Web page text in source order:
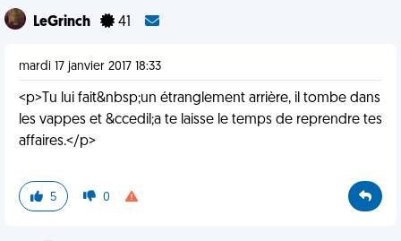
LeGrinch 41
mardi 17 janvier 2017 18:33
<p>Tu lui fait&nbsp;un étranglement arrière, il tombe dans
les vappes et &ccedil;a te laisse le temps de reprendre tes
affaires.</p>
5 0